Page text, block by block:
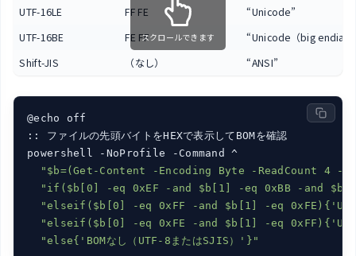
UTF-16LE
FF FE
“Unicode”
UTF-16BE
FE FF
“Unicode（big endian
Shift-JIS
（なし） “ANSI”
スクロールできます
@echo off
:: ファイルの先頭バイトをHEXで表示してBOMを確認
powershell -NoProfile -Command ^
"$b=(Get-Content -Encoding Byte -ReadCount
"if($b[0] -eq 0xEF -and $b[1] -eq 0xBB -and
"elseif($b[0] -eq 0xFF -and $b[1] -eq 0xFE){'UTF-
"elseif($b[0] -eq 0xFE -and $b[1] -eq
"else{'BOMなし（UTF-8またはSJIS）'}"